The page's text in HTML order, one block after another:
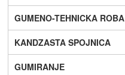
GUMENO-TEHNICKA ROBA
KANDZASTA SPOJNICA
GUMIRANJE